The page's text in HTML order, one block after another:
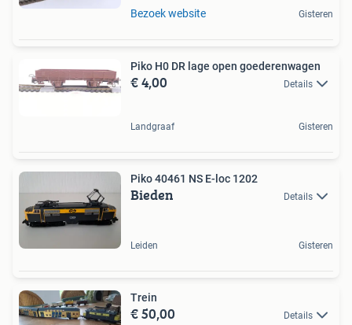
Bezoek website Gisteren
Piko H0 DR lage open goederenwagen
€ 4,00 Details
Landgraaf Gisteren
Piko 40461 NS E-loc 1202
Bieden Details
Leiden Gisteren
Trein
€ 50,00 Details